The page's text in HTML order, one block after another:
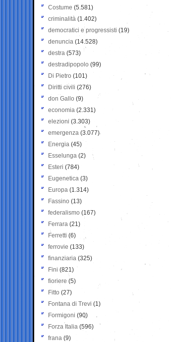
Costume (5.581)
criminalità (1.402)
democratici e progressisti (19)
denuncia (14.528)
destra (573)
destradipopolo (99)
Di Pietro (101)
Diritti civili (276)
don Gallo (9)
economia (2.331)
elezioni (3.303)
emergenza (3.077)
Energia (45)
Esselunga (2)
Esteri (784)
Eugenetica (3)
Europa (1.314)
Fassino (13)
federalismo (167)
Ferrara (21)
Ferretti (6)
ferrovie (133)
finanziaria (325)
Fini (821)
fioriere (5)
Fitto (27)
Fontana di Trevi (1)
Formigoni (90)
Forza Italia (596)
frana (9)